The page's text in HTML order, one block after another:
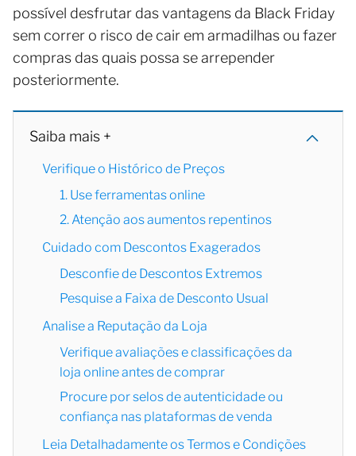
possível desfrutar das vantagens da Black Friday
sem correr o risco de cair em armadilhas ou fazer
compras das quais possa se arrepender
posteriormente.
Saiba mais +
Verifique o Histórico de Preços
1. Use ferramentas online
2. Atenção aos aumentos repentinos
Cuidado com Descontos Exagerados
Desconfie de Descontos Extremos
Pesquise a Faixa de Desconto Usual
Analise a Reputação da Loja
Verifique avaliações e classificações da
loja online antes de comprar
Procure por selos de autenticidade ou
confiança nas plataformas de venda
Leia Detalhadamente os Termos e Condições